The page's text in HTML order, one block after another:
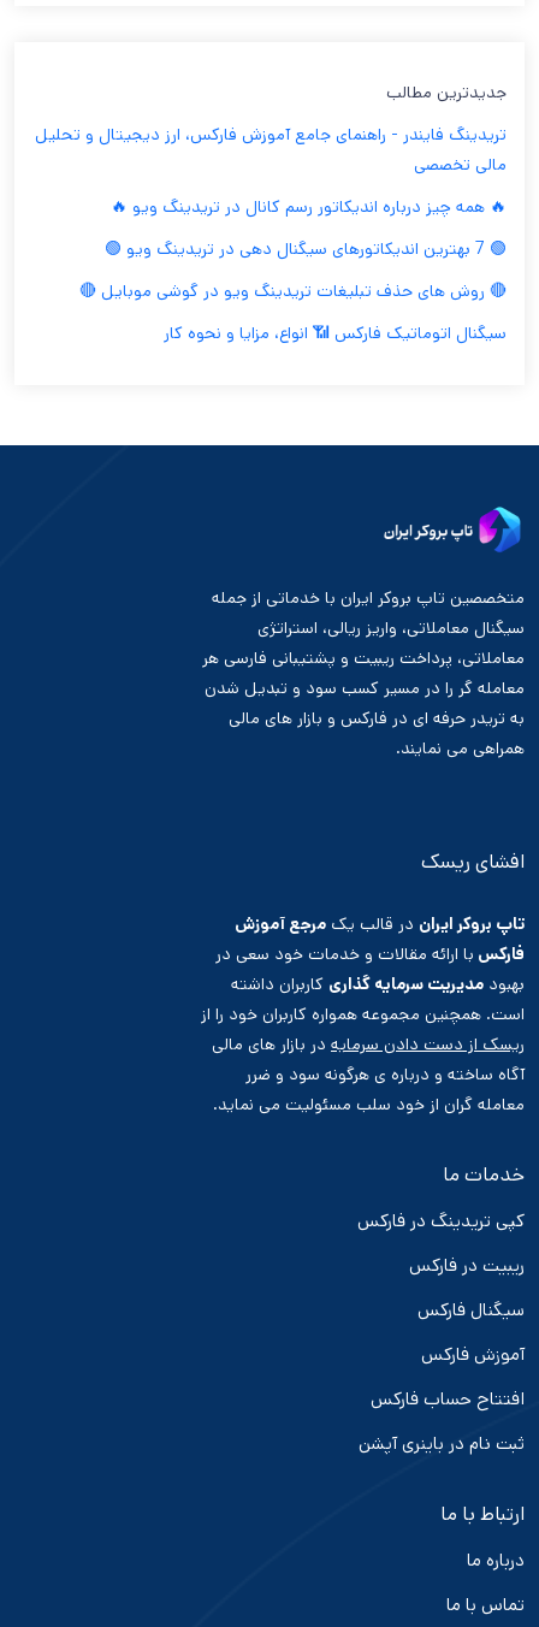
جدیدترین مطالب
تریدینگ فایندر - راهنمای جامع آموزش فارکس، ارز دیجیتال و تحلیل
مالی تخصصی
🔥 همه چیز درباره اندیکاتور رسم کانال در تریدینگ ویو 🔥
🟢 7 بهترین اندیکاتورهای سیگنال دهی در تریدینگ ویو 🟢
🔴 روش های حذف تبلیغات تریدینگ ویو در گوشی موبایل 🔴
سیگنال اتوماتیک فارکس 📶 انواع، مزایا و نحوه کار
متخصصین تاپ بروکر ایران با خدماتی از جمله
سیگنال معاملاتی، واریز ریالی، استراتژی
معاملاتی، پرداخت ریبیت و پشتیبانی فارسی هر
معامله گر را در مسیر کسب سود و تبدیل شدن
به تریدر حرفه ای در فارکس و بازار های مالی
همراهی می نمایند.
افشای ریسک
تاپ بروکر ایران در قالب یک مرجع آموزش
فارکس با ارائه مقالات و خدمات خود سعی در
بهبود مدیریت سرمایه گذاری کاربران داشته
است. همچنین مجموعه همواره کاربران خود را از
ریسک از دست دادن سرمایه در بازار های مالی
آگاه ساخته و درباره ی هرگونه سود و ضرر
معامله گران از خود سلب مسئولیت می نماید.
خدمات ما
کپی تریدینگ در فارکس
ریبیت در فارکس
سیگنال فارکس
آموزش فارکس
افتتاح حساب فارکس
ثبت نام در باینری آپشن
ارتباط با ما
درباره ما
تماس با ما